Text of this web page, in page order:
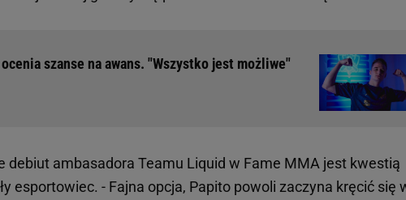
szanse na awans. "Wszystko jest możliwe"
debiut ambasadora Teamu Liquid w Fame MMA jest kwestią
esportowiec. - Fajna opcja, Papito powoli zaczyna kręcić się